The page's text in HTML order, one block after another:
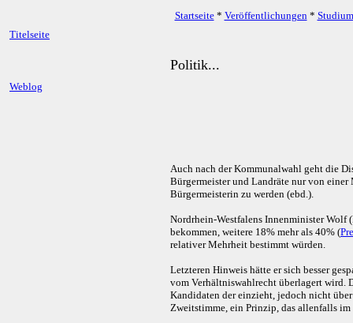
Startseite* Veröffentlichungen* Studium
Titelseite
Weblog
Politik...
Auch nach der Kommunalwahl geht die
Bürgermeister und Landräte nur von
Bürgermeisterin zu werden (ebd.).
Nordrhein-Westfalens Innenminister Wolf
bekommen, weitere 18% mehr als 40% (
relativer Mehrheit bestimmt würden.
Letzteren Hinweis hätte er sich besser
vom Verhältniswahlrecht überlagert wird.
Kandidaten der einzieht, jedoch nicht
Zweitstimme, ein Prinzip, das allenfalls